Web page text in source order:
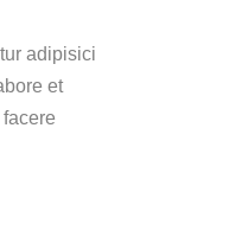
adipisici
et